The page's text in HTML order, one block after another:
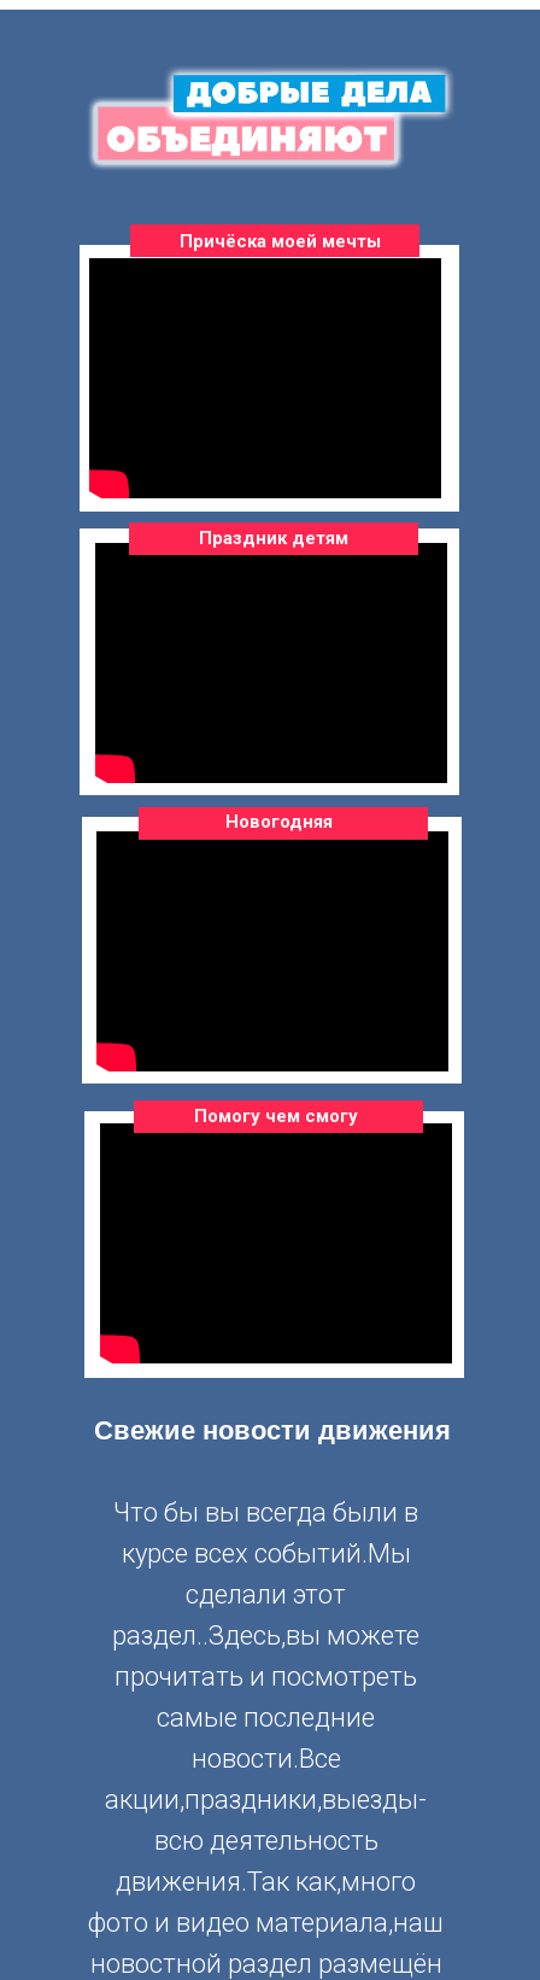
Свежие новости движения
Что бы вы всегда были в
курсе всех событий.Мы
сделали этот
раздел..Здесь,вы можете
прочитать и посмотреть
самые последние
новости.Все
акции,праздники,выезды-
всю деятельность
движения.Так как,много
фото и видео материала,наш
новостной раздел размещён
Причёска моей мечты
Праздник детям
Помогу чем смогу
Новогодняя